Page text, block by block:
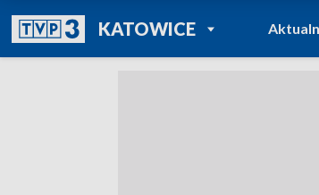
KATOWICEPOWRÓT DO
TVP REGIONY